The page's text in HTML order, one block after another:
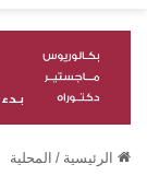
الرئيسية / المحلية